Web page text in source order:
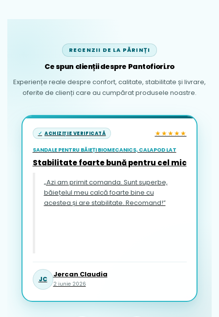
RECENZII DE LA PĂRINȚI
Ce spun clienții despre Pantofiori.ro
Experiențe reale despre confort, calitate, stabilitate și livrare,
oferite de clienți care au cumpărat produsele noastre.
ACHIZIȚIE VERIFICATĂ ★★★★★
SANDALE PENTRU BĂIEȚI BIOMECANICS, CALAPOD LAT
Stabilitate foarte bună pentru cel mic
„Azi am primit comanda. Sunt superbe,
băiețelul meu calcă foarte bine cu
acestea și are stabilitate. Recomand!”
JC
Jercan Claudia
2 iunie 2026